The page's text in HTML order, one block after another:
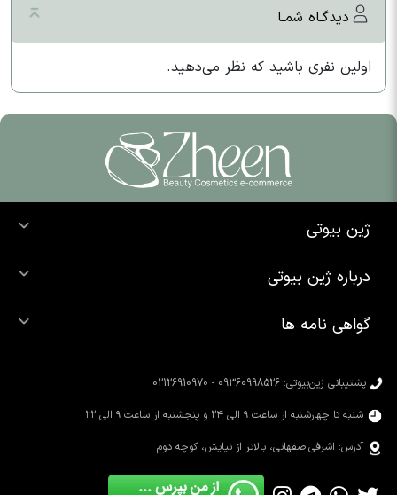
دیدگـاه شمـا
اولین نفری باشید که نظر می‌دهید.
ژین بیوتی
خرید شوینده صورت
خرید رژ لب
درباره ژین بیوتی
تماس با ما
محصولات سیمپل
گواهی نامه ها
پشتیبانی ژین‌بیوتی: 09360998526 - 02126910970
شنبه تا چهارشنبه از ساعت ۹ الی ۲۴ و پنجشنبه از ساعت ۹ الی ۲۲
آدرس: اشرفی‌اصفهانی، بالاتر از نیایش، کوچه دوم